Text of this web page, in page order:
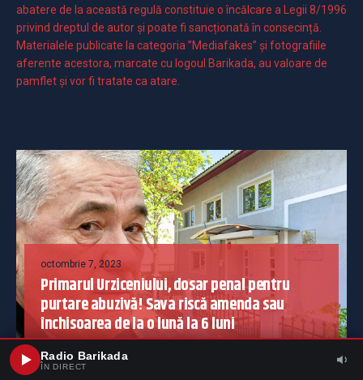
abatere de la această regulă constituie o încălcare a Legii 8/1996
privind dreptul de autor și poate fi sancționată în consecință.
Materialele publicate la categoria ”Mediafakes” și fotografiile
aferente acestora, marcate cu logoul Barikada, au valoare de
pamflet și vor fi tratate ca atare.
octombrie 7, 2023
Primarul Urziceniului, dosar penal pentru
purtare abuzivă! Sava riscă amenda sau
închisoarea de la o lună la 6 luni
Radio Barikada
ÎN DIRECT